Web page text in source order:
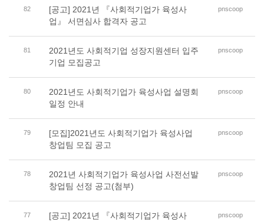
82
[공고] 2021년 『사회적기업가 육성사
업』 서면심사 합격자 공고
pnscoop
81
2021년도 사회적기업 성장지원센터 입주
기업 모집공고
pnscoop
80
2021년도 사회적기업가 육성사업 설명회
일정 안내
pnscoop
79
[모집]2021년도 사회적기업가 육성사업
창업팀 모집 공고
pnscoop
78
2021년 사회적기업가 육성사업 사전선발
창업팀 선정 공고(첨부)
pnscoop
77
[공고] 2021년 『사회적기업가 육성사
pnscoop